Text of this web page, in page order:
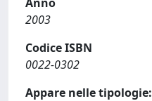
2003
Codice ISBN
0022-0302
Appare nelle tipologie: